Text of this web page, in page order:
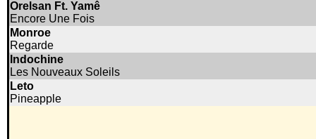
Orelsan Ft. Yamê
Encore Une Fois
Monroe
Regarde
Indochine
Les Nouveaux Soleils
Leto
Pineapple